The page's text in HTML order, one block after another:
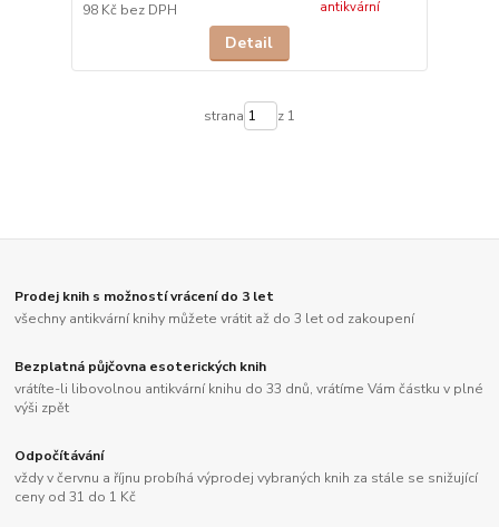
98 Kč bez DPH
antikvární
Detail
strana z 1
Prodej knih s možností vrácení do 3 let
všechny antikvární knihy můžete vrátit až do 3 let od zakoupení
Bezplatná půjčovna esoterických knih
vrátíte-li libovolnou antikvární knihu do 33 dnů, vrátíme Vám částku v plné
výši zpět
Odpočítávání
vždy v červnu a říjnu probíhá výprodej vybraných knih za stále se snižující
ceny od 31 do 1 Kč